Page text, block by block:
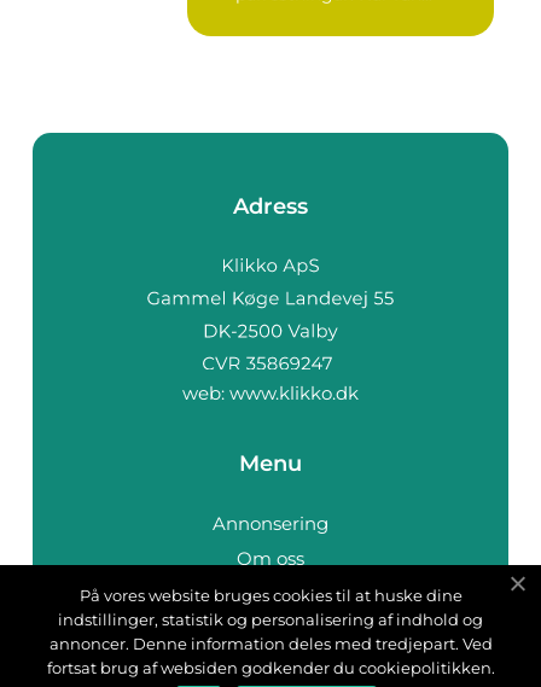
Adress
web: www.klikko.dk
Menu
Annonsering
Om oss
Cookies
Kontakta oss
Sitemap
På vores website bruges cookies til at huske dine
indstillinger, statistik og personalisering af indhold og
annoncer. Denne information deles med tredjepart. Ved
fortsat brug af websiden godkender du cookiepolitikken.